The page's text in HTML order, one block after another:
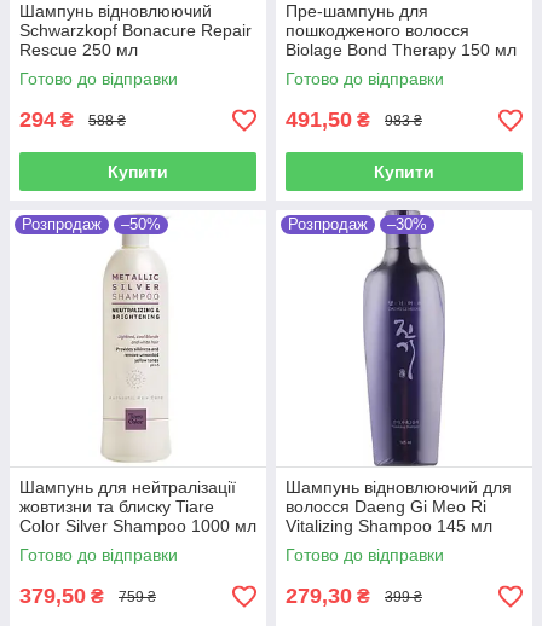
Шампунь відновлюючий
Schwarzkopf Bonacure Repair
Rescue 250 мл
Готово до відправки
294 ₴ 588 ₴
Купити
Пре-шампунь для
пошкодженого волосся
Biolage Bond Therapy 150 мл
Готово до відправки
491,50 ₴ 983 ₴
Купити
Розпродаж –50%
Шампунь для нейтралізації
жовтизни та блиску Tiare
Color Silver Shampoo 1000 мл
Готово до відправки
379,50 ₴ 759 ₴
Розпродаж –30%
Шампунь відновлюючий для
волосся Daeng Gi Meo Ri
Vitalizing Shampoo 145 мл
Готово до відправки
279,30 ₴ 399 ₴